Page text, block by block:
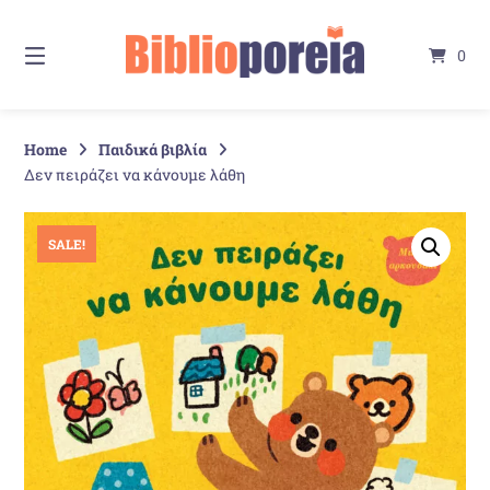
Inhalt
0
Home
Παιδικά βιβλία
Δεν πειράζει να κάνουμε λάθη
SALE!